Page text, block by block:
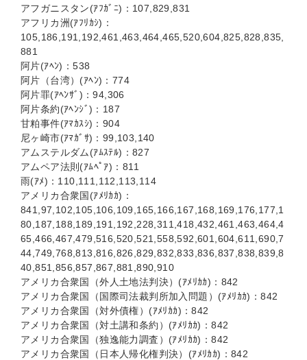
アフガニスタン(ｱﾌｶﾞﾆ)：107,829,831
アフリカ洲(ｱﾌﾘｶｼ)：
105,186,191,192,461,463,464,465,520,604,825,828,835,
881
阿片(ｱﾍﾝ)：538
阿片（台湾）(ｱﾍﾝ)：774
阿片罪(ｱﾍﾝｻﾞ)：94,306
阿片条約(ｱﾍﾝｼﾞ)：187
甘粕事件(ｱﾏｶｽｼ)：904
尼ヶ崎市(ｱﾏｶﾞｻ)：99,103,140
アムステルダム(ｱﾑｽﾃﾙ)：827
アムペア法則(ｱﾑﾍﾟｱ)：811
雨(ｱﾒ)：110,111,112,113,114
アメリカ合衆国(ｱﾒﾘｶｶ)：
841,97,102,105,106,109,165,166,167,168,169,176,177,1
80,187,188,189,191,192,228,311,418,432,461,463,464,4
65,466,467,479,516,520,521,558,592,601,604,611,690,7
44,749,768,813,816,826,829,832,833,836,837,838,839,8
40,851,856,857,867,881,890,910
アメリカ合衆国（外人土地法判決）(ｱﾒﾘｶｶ)：842
アメリカ合衆国（国際司法裁判所加入問題）(ｱﾒﾘｶｶ)：842
アメリカ合衆国（対外債権）(ｱﾒﾘｶｶ)：842
アメリカ合衆国（対土講和条約）(ｱﾒﾘｶｶ)：842
アメリカ合衆国（独逸能力調査）(ｱﾒﾘｶｶ)：842
アメリカ合衆国（日本人帰化権判決）(ｱﾒﾘｶｶ)：842